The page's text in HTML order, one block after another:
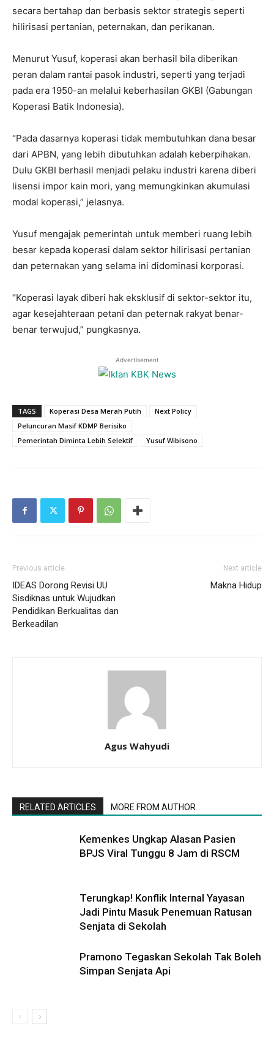
secara bertahap dan berbasis sektor strategis seperti
hilirisasi pertanian, peternakan, dan perikanan.
Menurut Yusuf, koperasi akan berhasil bila diberikan
peran dalam rantai pasok industri, seperti yang terjadi
pada era 1950-an melalui keberhasilan GKBI (Gabungan
Koperasi Batik Indonesia).
“Pada dasarnya koperasi tidak membutuhkan dana besar
dari APBN, yang lebih dibutuhkan adalah keberpihakan.
Dulu GKBI berhasil menjadi pelaku industri karena diberi
lisensi impor kain mori, yang memungkinkan akumulasi
modal koperasi,” jelasnya.
Yusuf mengajak pemerintah untuk memberi ruang lebih
besar kepada koperasi dalam sektor hilirisasi pertanian
dan peternakan yang selama ini didominasi korporasi.
“Koperasi layak diberi hak eksklusif di sektor-sektor itu,
agar kesejahteraan petani dan peternak rakyat benar-
benar terwujud,” pungkasnya.
Advertisement
TAGS Koperasi Desa Merah Putih
Next Policy
Peluncuran Masif KDMP Berisiko
Pemerintah Diminta Lebih Selektif
Yusuf Wibisono
Previous article
IDEAS Dorong Revisi UU
Sisdiknas untuk Wujudkan
Pendidikan Berkualitas dan
Berkeadilan
Next article
Makna Hidup
Agus Wahyudi
RELATED ARTICLES MORE FROM AUTHOR
Kemenkes Ungkap Alasan Pasien
BPJS Viral Tunggu 8 Jam di RSCM
Terungkap! Konflik Internal Yayasan
Jadi Pintu Masuk Penemuan Ratusan
Senjata di Sekolah
Pramono Tegaskan Sekolah Tak Boleh
Simpan Senjata Api